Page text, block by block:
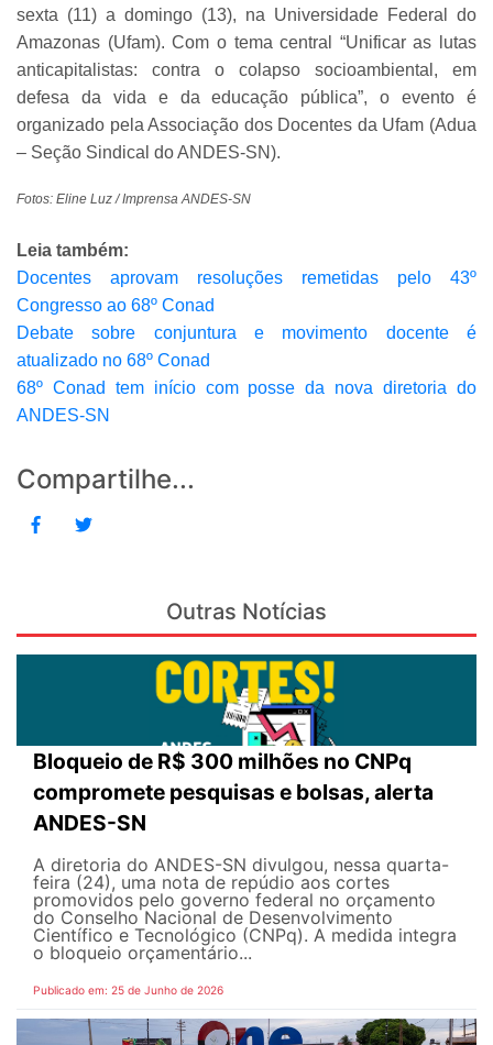
sexta (11) a domingo (13), na Universidade Federal do
Amazonas (Ufam). Com o tema central “Unificar as lutas
anticapitalistas: contra o colapso socioambiental, em
defesa da vida e da educação pública”, o evento é
organizado pela Associação dos Docentes da Ufam (Adua
– Seção Sindical do ANDES-SN).
Fotos: Eline Luz / Imprensa ANDES-SN
Leia também:
Docentes aprovam resoluções remetidas pelo 43º
Congresso ao 68º Conad
Debate sobre conjuntura e movimento docente é
atualizado no 68º Conad
68º Conad tem início com posse da nova diretoria do
ANDES-SN
Compartilhe...
Outras Notícias
Bloqueio de R$ 300 milhões no CNPq
compromete pesquisas e bolsas, alerta
ANDES-SN
A diretoria do ANDES-SN divulgou, nessa quarta-
feira (24), uma nota de repúdio aos cortes
promovidos pelo governo federal no orçamento
do Conselho Nacional de Desenvolvimento
Científico e Tecnológico (CNPq). A medida integra
o bloqueio orçamentário...
Publicado em: 25 de Junho de 2026